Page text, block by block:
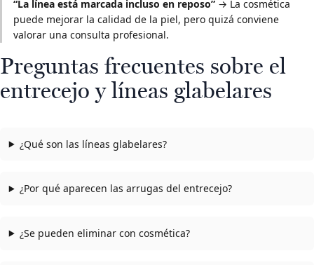
“La línea está marcada incluso en reposo”→ La cosmética
puede mejorar la calidad de la piel, pero quizá conviene
valorar una consulta profesional.
Preguntas frecuentes sobre el
entrecejo y líneas glabelares
¿Qué son las líneas glabelares?
¿Por qué aparecen las arrugas del entrecejo?
¿Se pueden eliminar con cosmética?